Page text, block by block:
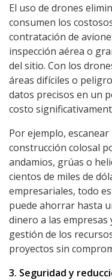
El uso de drones
consumen los
contratación de
inspección aérea o
del sitio. Con los
áreas difíciles o
datos precisos en un
costo
Por ejemplo,
construcción colosal
andamios, grúas o
cientos de miles de
empresariales, todo
puede ahorrar hasta
dinero a las empresas
gestión de los
proyectos sin
3. Seguridad y